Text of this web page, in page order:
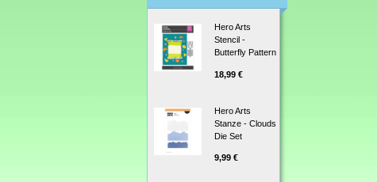
Hero Arts
Stencil -
Butterfly Pattern
18,99 €
Hero Arts
Stanze - Clouds
Die Set
9,99 €